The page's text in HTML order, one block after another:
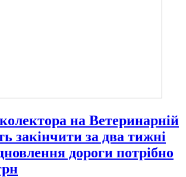
на Ветеринарній
закінчити за два тижні
дороги потрібно